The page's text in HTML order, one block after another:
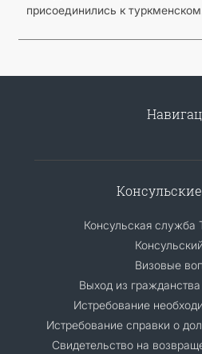
присоединились к
Консульская служба
Визовые
Выход из
Истребование
Истребование справки о
Свидетельство на